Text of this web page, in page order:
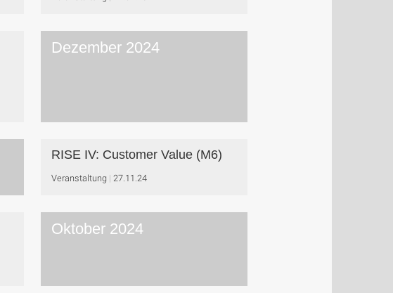
Dezember 2024
RISE IV: Customer Value (M6)
Veranstaltung 27.11.24
Oktober 2024